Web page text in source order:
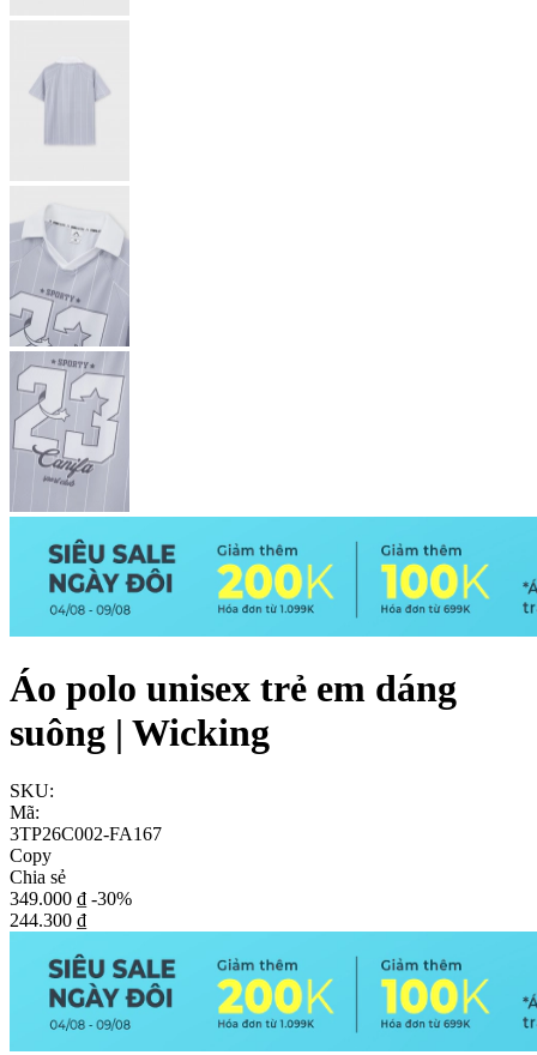
Áo polo unisex trẻ em dáng
suông | Wicking
SKU:
Mã:
3TP26C002-FA167
Copy
Chia sẻ
349.000 ₫ -30%
244.300 ₫